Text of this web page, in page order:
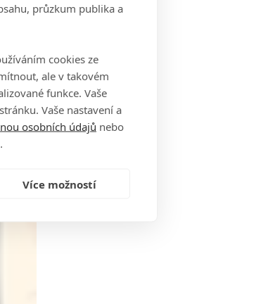
průzkum publika a
cookies ze
ale v takovém
funkce. Vaše
Vaše nastavení a
osobních údajů nebo
Více možností